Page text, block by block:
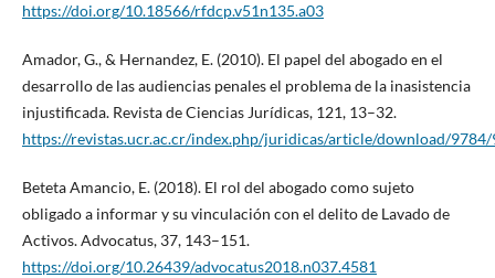
https://doi.org/10.18566/rfdcp.v51n135.a03
Amador, G., & Hernandez, E. (2010). El papel del abogado en el
desarrollo de las audiencias penales el problema de la inasistencia
injustificada. Revista de Ciencias Jurídicas, 121, 13–32.
https://revistas.ucr.ac.cr/index.php/juridicas/article/download/
Beteta Amancio, E. (2018). El rol del abogado como sujeto
obligado a informar y su vinculación con el delito de Lavado de
Activos. Advocatus, 37, 143–151.
https://doi.org/10.26439/advocatus2018.n037.4581